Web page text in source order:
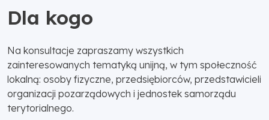
Dla kogo
Na konsultacje zapraszamy wszystkich
zainteresowanych tematyką unijną, w tym społeczność
lokalną: osoby fizyczne, przedsiębiorców, przedstawicieli
organizacji pozarządowych i jednostek samorządu
terytorialnego.